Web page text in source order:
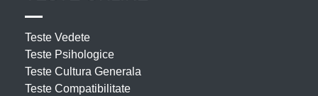
Teste Vedete
Teste Psihologice
Teste Cultura Generala
Teste Compatibilitate